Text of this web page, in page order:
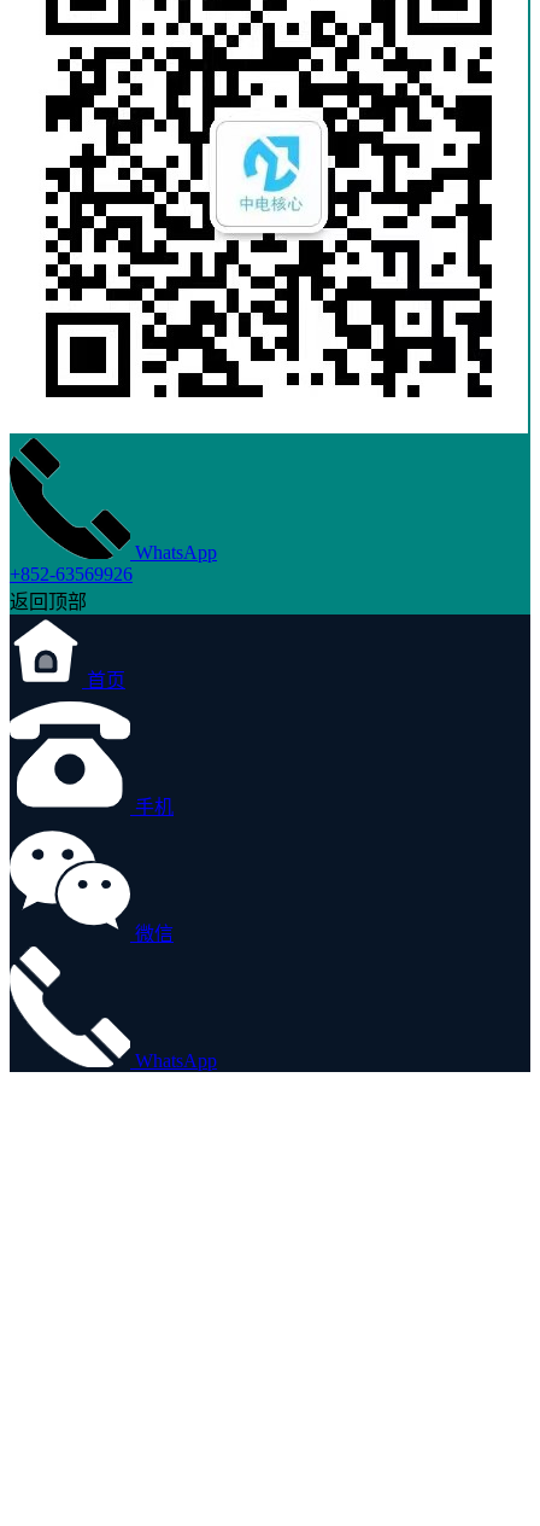
WhatsApp
+852-63569926
返回顶部
首页
手机
微信
WhatsApp